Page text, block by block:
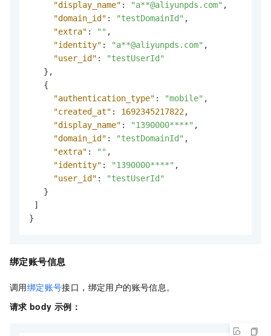
"display_name" : "a**@aliyunpds.com" ,
"domain_id" : "testDomainId" ,
"extra" : "" ,
"identity" : "a**@aliyunpds.com" ,
"user_id" :
"testUserId"
} ,
{
"authentication_type" : "mobile" ,
"created_at" : 1692345217822,
"display_name" : "1390000****" ,
"domain_id" : "testDomainId" ,
"extra" : "" ,
"identity" : "1390000****" ,
"user_id" :
"testUserId"
}
]
}
绑定账号信息
调用绑定账号接口，绑定用户的账号信息。
请求 body 示例：